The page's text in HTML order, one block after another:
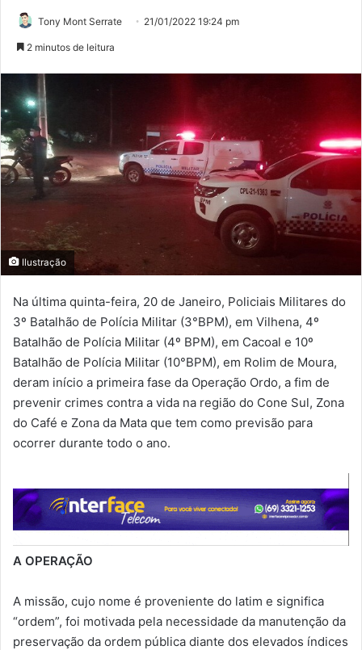
Tony Mont Serrate 21/01/2022 19:24 pm
2 minutos de leitura
Ilustração
Na última quinta-feira, 20 de Janeiro, Policiais Militares do
3º Batalhão de Polícia Militar (3°BPM), em Vilhena, 4º
Batalhão de Polícia Militar (4º BPM), em Cacoal e 10º
Batalhão de Polícia Militar (10°BPM), em Rolim de Moura,
deram início a primeira fase da Operação Ordo, a fim de
prevenir crimes contra a vida na região do Cone Sul, Zona
do Café e Zona da Mata que tem como previsão para
ocorrer durante todo o ano.
A OPERAÇÃO
A missão, cujo nome é proveniente do latim e significa
“ordem”, foi motivada pela necessidade da manutenção da
preservação da ordem pública diante dos elevados índices